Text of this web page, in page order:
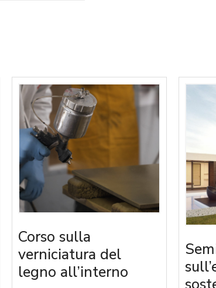
Corso sulla
verniciatura del
legno all’interno